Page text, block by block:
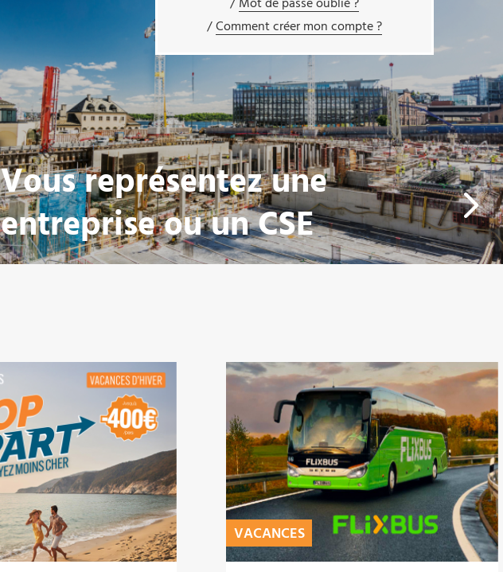
Comment créer mon compte ?
Vous représentez une
entreprise ou un CSE
VACANCES